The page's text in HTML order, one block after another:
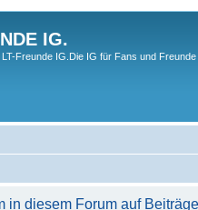
IG.
Freunde IG.Die IG für Fans und
in diesem Forum auf